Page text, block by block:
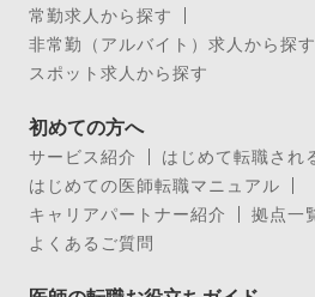
常勤求人から探す
非常勤（アルバイト）求人から探す
スポット求人から探す
初めての方へ
サービス紹介
はじめて転職され
はじめての医師転職マニュアル
キャリアパートナー紹介
拠点一
よくあるご質問